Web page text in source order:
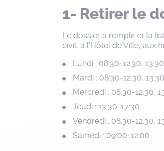
1- Retirer le
Le dossier à remplir et la
civil, à l’Hôtel de Ville, aux
Lundi : 08:30-12:30,
Mardi : 08:30-12:30,
Mercredi : 08:30-12:30,
Jeudi : 13:30-17:30
Vendredi : 08:30-12:30,
Samedi : 09:00-12:00